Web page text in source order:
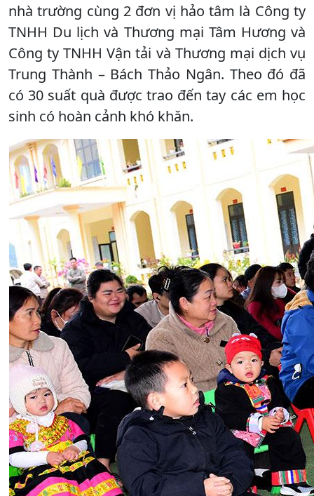
nhà trường cùng 2 đơn vị hảo tâm là Công ty
TNHH Du lịch và Thương mại Tâm Hương và
Công ty TNHH Vận tải và Thương mại dịch vụ
Trung Thành – Bách Thảo Ngân. Theo đó đã
có 30 suất quà được trao đến tay các em học
sinh có hoàn cảnh khó khăn.